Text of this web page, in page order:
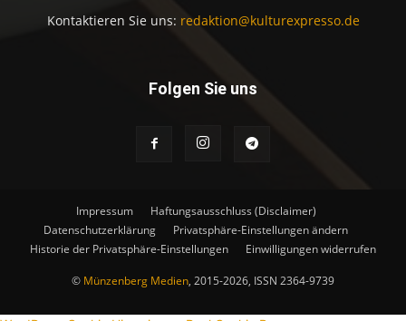
Kontaktieren Sie uns: redaktion@kulturexpresso.de
Folgen Sie uns
Impressum
Haftungsausschluss (Disclaimer)
Datenschutzerklärung
Privatsphäre-Einstellungen ändern
Historie der Privatsphäre-Einstellungen
Einwilligungen widerrufen
© Münzenberg Medien, 2015-2026, ISSN 2364-9739